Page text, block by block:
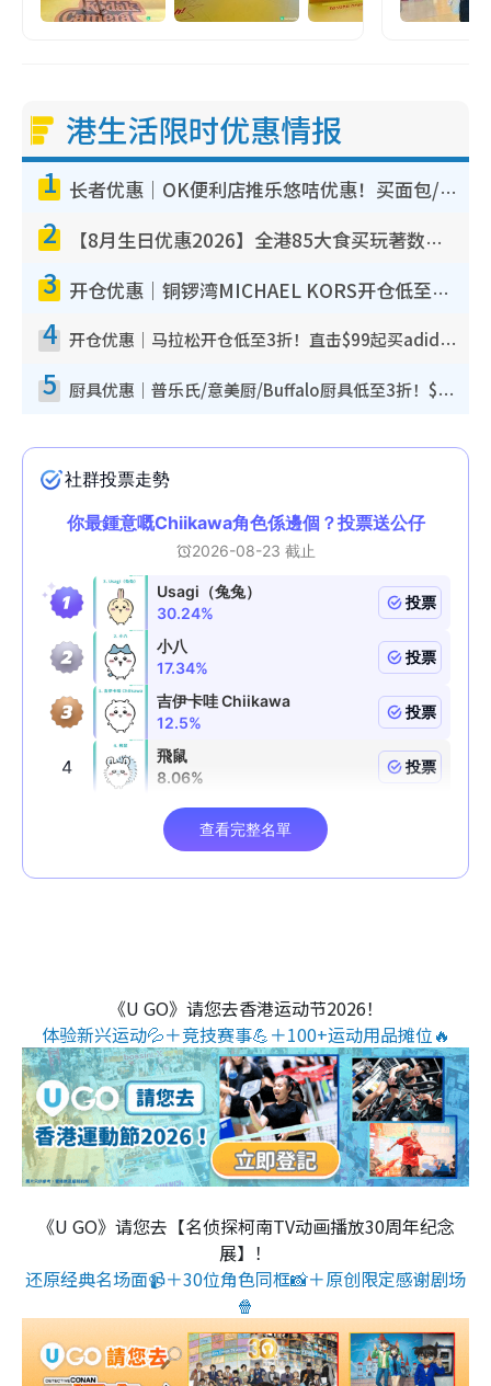
港生活限时优惠情报
1 长者优惠｜OK便利店推乐悠咭优惠！买面包/牛奶/保健品拍卡即减
2 【8月生日优惠2026】全港85大食买玩著数攻略 自助餐/火锅放题同行免费＋诚品/DONKI送现金券
3 开仓优惠｜铜锣湾MICHAEL KORS开仓低至17折！直击$500起买手袋/钱包/鞋款 必买经典Jet Set系列
4 开仓优惠｜马拉松开仓低至3折！直击$99起买adidas／New Balance／Puma鞋款 STANLEY保温杯劈价至$119起
5 厨具优惠｜普乐氏/意美厨/Buffalo厨具低至3折！$89起买煎锅/炒锅/个人锅 同场小家电激减至$99起
《U GO》请您去香港运动节2026！
体验新兴运动💦＋竞技赛事💪＋100+运动用品摊位🔥
《U GO》请您去【名侦探柯南TV动画播放30周年纪念
展】！
还原经典名场面📹＋30位角色同框📸＋原创限定感谢剧场
🍿